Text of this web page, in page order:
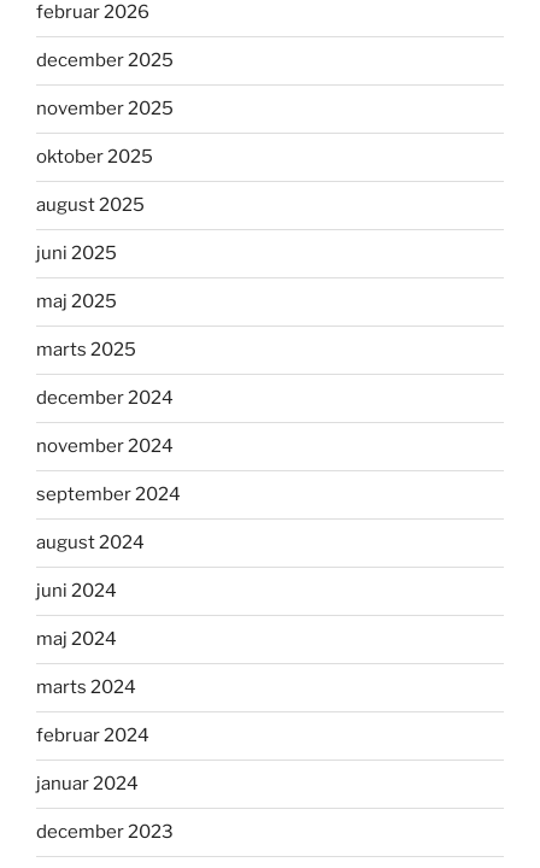
februar 2026
december 2025
november 2025
oktober 2025
august 2025
juni 2025
maj 2025
marts 2025
december 2024
november 2024
september 2024
august 2024
juni 2024
maj 2024
marts 2024
februar 2024
januar 2024
december 2023